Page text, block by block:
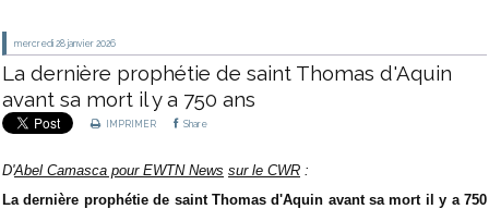
mercredi 28 janvier 2026
La dernière prophétie de saint Thomas d'Aquin
avant sa mort il y a 750 ans
IMPRIMER Share
D'Abel Camasca pour EWTN News sur le CWR :
La dernière prophétie de saint Thomas d'Aquin avant sa mort il y a 750